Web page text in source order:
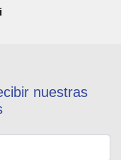
nuestras